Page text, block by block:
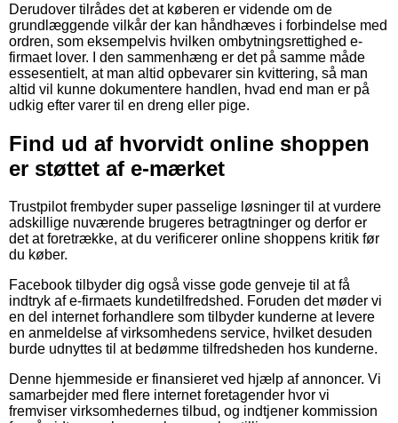
Derudover tilrådes det at køberen er vidende om de
grundlæggende vilkår der kan håndhæves i forbindelse med
ordren, som eksempelvis hvilken ombytningsrettighed e-
firmaet lover. I den sammenhæng er det på samme måde
essesentielt, at man altid opbevarer sin kvittering, så man
altid vil kunne dokumentere handlen, hvad end man er på
udkig efter varer til en dreng eller pige.
Find ud af hvorvidt online shoppen
er støttet af e-mærket
Trustpilot frembyder super passelige løsninger til at vurdere
adskillige nuværende brugeres betragtninger og derfor er
det at foretrække, at du verificerer online shoppens kritik før
du køber.
Facebook tilbyder dig også visse gode genveje til at få
indtryk af e-firmaets kundetilfredshed. Foruden det møder vi
en del internet forhandlere som tilbyder kunderne at levere
en anmeldelse af virksomhedens service, hvilket desuden
burde udnyttes til at bedømme tilfredsheden hos kunderne.
Denne hjemmeside er finansieret ved hjælp af annoncer. Vi
samarbejder med flere internet foretagender hvor vi
fremviser virksomhedernes tilbud, og indtjener kommission